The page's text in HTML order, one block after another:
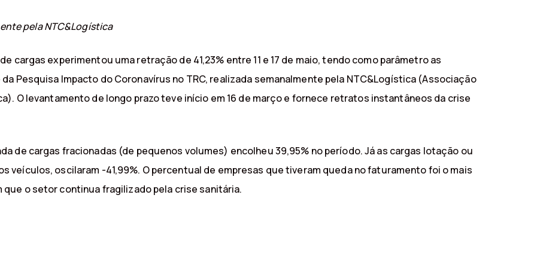
pela NTC&Logística
cargas experimentou uma retração de 41,23% entre 11 e 17 de maio, tendo como parâmetro as
Pesquisa Impacto do Coronavírus no TRC, realizada semanalmente pela NTC&Logística (Associação
O levantamento de longo prazo teve início em 16 de março e fornece retratos instantâneos da crise
de cargas fracionadas (de pequenos volumes) encolheu 39,95% no período. Já as cargas lotação ou
veículos, oscilaram -41,99%. O percentual de empresas que tiveram queda no faturamento foi o mais
que o setor continua fragilizado pela crise sanitária.